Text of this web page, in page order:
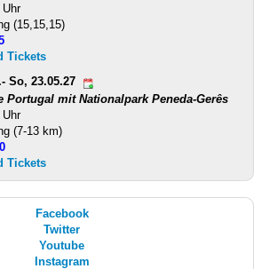
(15,15,15)
Tickets
So, 23.05.27
Portugal mit Nationalpark Peneda-Gerês
(7-13 km)
Tickets
Facebook
Twitter
Youtube
Instagram